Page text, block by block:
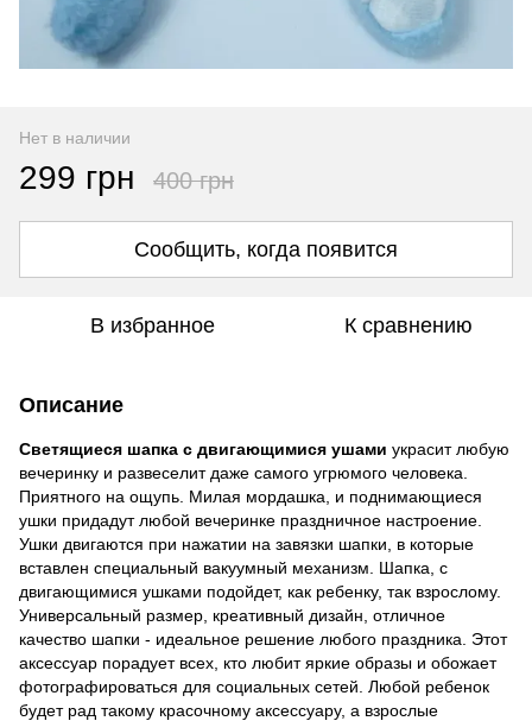
Нет в наличии
299 грн 400 грн
Сообщить, когда появится
В избранное К сравнению
Описание
Светящиеся шапка с двигающимися ушами украсит любую
вечеринку и развеселит даже самого угрюмого человека.
Приятного на ощупь. Милая мордашка, и поднимающиеся
ушки придадут любой вечеринке праздничное настроение.
Ушки двигаются при нажатии на завязки шапки, в которые
вставлен специальный вакуумный механизм. Шапка, с
двигающимися ушками подойдет, как ребенку, так взрослому.
Универсальный размер, креативный дизайн, отличное
качество шапки - идеальное решение любого праздника. Этот
аксессуар порадует всех, кто любит яркие образы и обожает
фотографироваться для социальных сетей. Любой ребенок
будет рад такому красочному аксессуару, а взрослые